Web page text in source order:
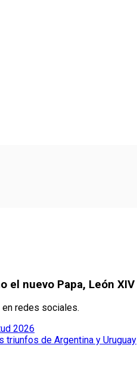
el nuevo Papa, León XIV
en redes sociales.
2026
triunfos de Argentina y Uruguay